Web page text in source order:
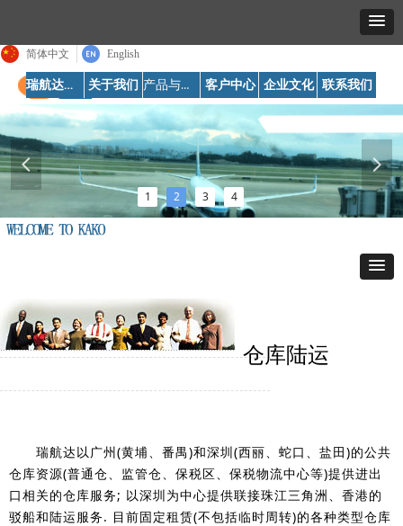
1 2 3 4
넳 넲
简体中文 English
瑞航达首页 关于我们 产品与服务 客户中心 企业文化 联系我们
仓库陆运
瑞航达以广州(黄埔、番禺)和深圳(西丽、蛇口、盐田)的公共
仓库资源(普通仓、监管仓、保税区、保税物流中心等)提供进出
口相关的仓库服务; 以深圳为中心提供联接珠江三角洲、香港的
驳船和陆运服务. 目前固定租赁(不包括临时周转)的各种类型仓库